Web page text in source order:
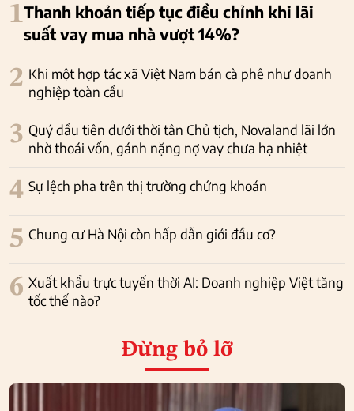
1Thanh khoản tiếp tục điều chỉnh khi lãi
suất vay mua nhà vượt 14%?
2 Khi một hợp tác xã Việt Nam bán cà phê như doanh
nghiệp toàn cầu
3 Quý đầu tiên dưới thời tân Chủ tịch, Novaland lãi lớn
nhờ thoái vốn, gánh nặng nợ vay chưa hạ nhiệt
4 Sự lệch pha trên thị trường chứng khoán
5 Chung cư Hà Nội còn hấp dẫn giới đầu cơ?
6 Xuất khẩu trực tuyến thời AI: Doanh nghiệp Việt tăng
tốc thế nào?
Đừng bỏ lỡ